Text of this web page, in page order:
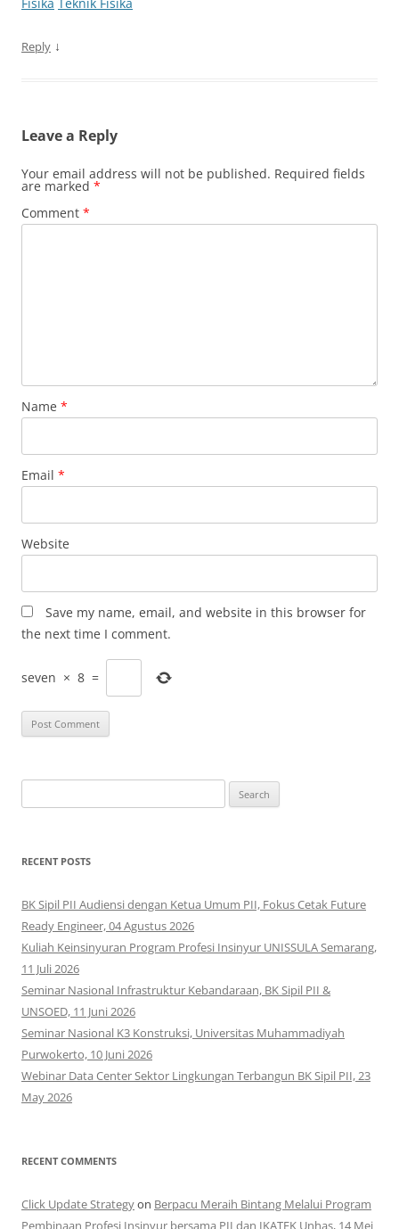
Reply ↓
Leave a Reply
Your email address will not be published. Required fields
are marked *
Comment *
Name *
Email *
Website
Save my name, email, and website in this browser for
the next time I comment.
seven × 8 =
for:
RECENT POSTS
BK Sipil PII Audiensi dengan Ketua Umum PII, Fokus Cetak Future
Ready Engineer, 04 Agustus 2026
Kuliah Keinsinyuran Program Profesi Insinyur UNISSULA Semarang,
11 Juli 2026
Seminar Nasional Infrastruktur Kebandaraan, BK Sipil PII &
UNSOED, 11 Juni 2026
Seminar Nasional K3 Konstruksi, Universitas Muhammadiyah
Purwokerto, 10 Juni 2026
Webinar Data Center Sektor Lingkungan Terbangun BK Sipil PII, 23
May 2026
RECENT COMMENTS
Click Update Strategyon Berpacu Meraih Bintang Melalui Program
Pembinaan Profesi Insinyur bersama PII dan IKATEK Unhas, 14 Mei